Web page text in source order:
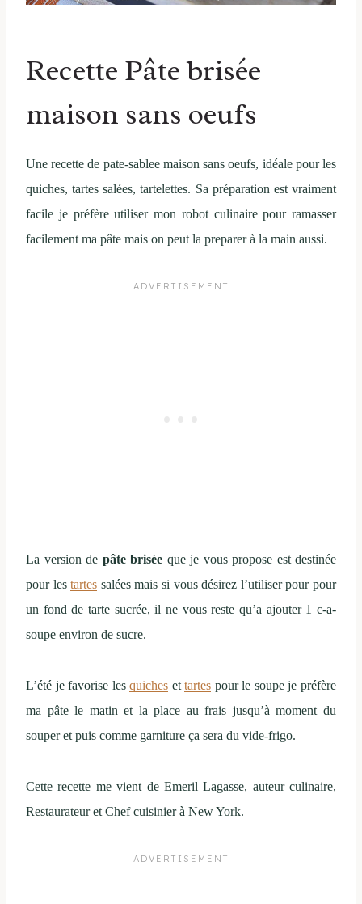
Recette Pâte brisée
maison sans oeufs
Une recette de pate-sablee maison sans oeufs, idéale pour les
quiches, tartes salées, tartelettes. Sa préparation est vraiment
facile je préfère utiliser mon robot culinaire pour ramasser
facilement ma pâte mais on peut la preparer à la main aussi.
La version de pâte brisée que je vous propose est destinée
pour lestartes salées mais si vous désirez l’utiliser pour pour
un fond de tarte sucrée, il ne vous reste qu’a ajouter 1 c-a-
soupe environ de sucre.
L’été je favorise lesquiches ettartes pour le soupe je préfère
ma pâte le matin et la place au frais jusqu’à moment du
souper et puis comme garniture ça sera du vide-frigo.
Cette recette me vient de Emeril Lagasse, auteur culinaire,
Restaurateur et Chef cuisinier à New York.